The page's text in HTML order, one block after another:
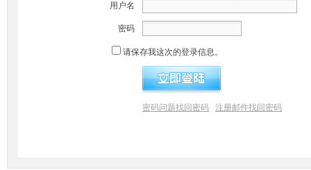
用户名
密码
请保存我这次的登录信息。
密码问题找回密码 注册邮件找回密码